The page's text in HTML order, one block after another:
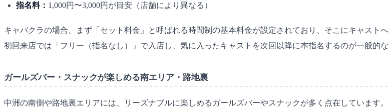
指名料： 1,000円〜3,000円が目安（店舗により異なる）
キャバクラの場合、まず「セット料金」と呼ばれる時間制の基本料金が設定されており、そこにキャスト
初回来店では「フリー（指名なし）」で入店し、気に入ったキャストを次回以降に本指名するのが一般的な
ガールズバー・スナックが楽しめる南エリア・路地裏
中洲の南側や路地裏エリアには、リーズナブルに楽しめるガールズバーやスナックが多く点在していま